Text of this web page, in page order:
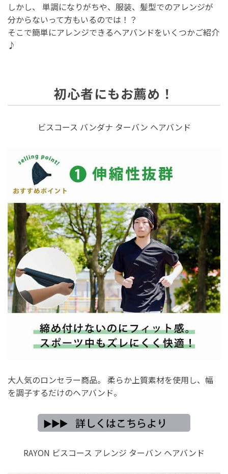
しかし、 単調になりがちや、服装、髪型でのアレンジが
分からないって方もいるのでは！？
そこで簡単にアレンジできるヘアバンドをいくつかご紹介
♪
初心者にもお薦め！
ビスコース バンダナ ターバン ヘアバンド
大人気のロンセラー商品。 柔らか上質素材を使用し、幅
を調子するだけのヘアバンド。
RAYON ビスコース アレンジ ターバン ヘアバンド